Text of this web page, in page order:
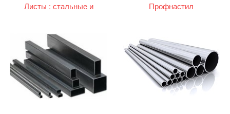
Листы : стальные и
Профнастил